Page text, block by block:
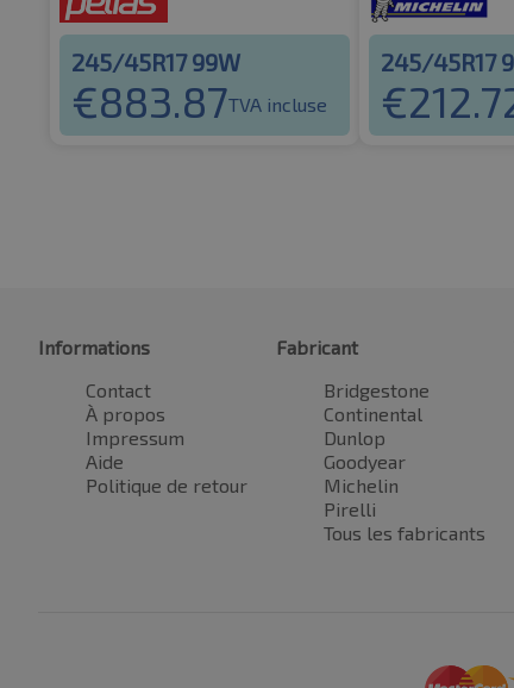
245/45R17 99W
€883.87TVA incluse
245/45R17
€
Informations
Contact
À propos
Impressum
Aide
Politique de retour
Fabricant
Bridgestone
Continental
Dunlop
Goodyear
Michelin
Pirelli
Tous les fabricants